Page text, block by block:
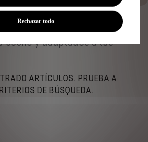
accesorios originales
coche y adaptados a tus
ARTÍCULOS. PRUEBA A
DE BÚSQUEDA.
Rechazar todo